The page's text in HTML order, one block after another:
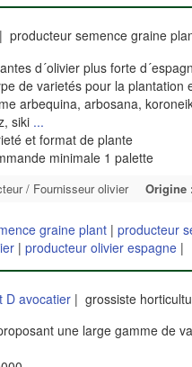
semence graine
d´olivier plus forte
de varietés pour la
arbequina, arbosana,
siki ...
et format de plante
minimale 1 palette
/ Fournisseur olivier Origine
graine plant | producteur
| producteur olivier espagne|
D avocatier| grossiste
une large gamme de